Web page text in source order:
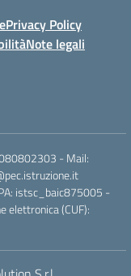
Privacy Policy
Note legali
080802303 - Mail:
istsc_baic875005 -
elettronica (CUF):